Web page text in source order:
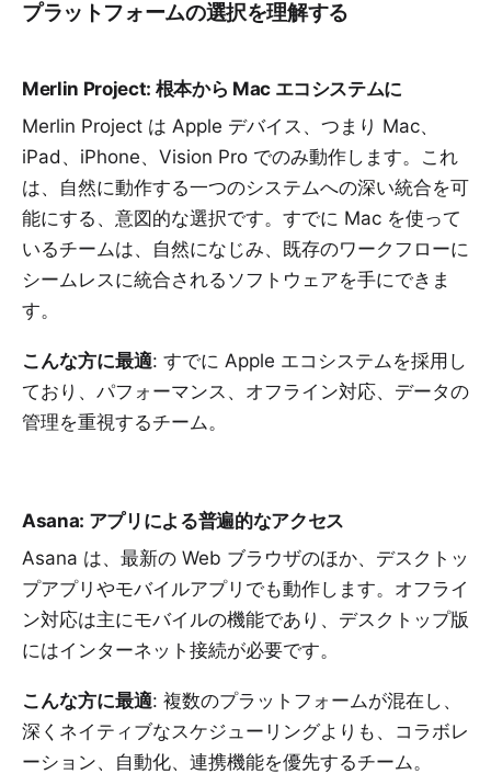
プラットフォームの選択を理解する
Merlin Project: 根本から Mac エコシステムに
Merlin Project は Apple デバイス、つまり Mac、
iPad、iPhone、Vision Pro でのみ動作します。これ
は、自然に動作する一つのシステムへの深い統合を可
能にする、意図的な選択です。すでに Mac を使って
いるチームは、自然になじみ、既存のワークフローに
シームレスに統合されるソフトウェアを手にできま
す。
こんな方に最適: すでに Apple エコシステムを採用し
ており、パフォーマンス、オフライン対応、データの
管理を重視するチーム。
Asana: アプリによる普遍的なアクセス
Asana は、最新の Web ブラウザのほか、デスクトッ
プアプリやモバイルアプリでも動作します。オフライ
ン対応は主にモバイルの機能であり、デスクトップ版
にはインターネット接続が必要です。
こんな方に最適: 複数のプラットフォームが混在し、
深くネイティブなスケジューリングよりも、コラボレ
ーション、自動化、連携機能を優先するチーム。